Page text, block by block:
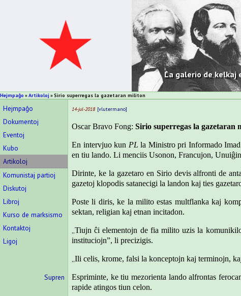
La galerio de kelkaj
Hejmpaĝo Artikoloj Sirio superregas la gazetaran militon
Hejmpaĝo
Dokumentoj
Eventoj
Kubo
Artikoloj
Komunistaj partioj
Diskutoj
Libroj
Kurso de marksismo
Kontaktoj
Ligoj
Supren
14-jul-2018 vlutermano
Oscar Bravo Fong: Sirio superregas la gazetaran
En intervjuo kun PL la Ministro pri Informado Imad
en tiu lando. Li menciis Usonon, Francujon,
Dirinte, ke la gazetaro en Sirio devis alfronti de
gazetoj klopodis satanecigi la landon kaj ties
Poste li diris, ke la milito estas multflanka kaj
sektan, religian kaj etnan incitadon.
„Tiujn ĉi elementojn de fia milito uzis la
instituciojn”, li precizigis.
„Ili celis, krome, falsi la konceptojn kaj terminojn,
Espriminte, ke tiu mezorienta lando alfrontas
rapide atingos tiun celon.